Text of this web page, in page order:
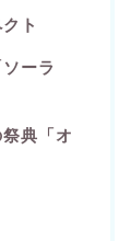
ト
ーラ
典「オ